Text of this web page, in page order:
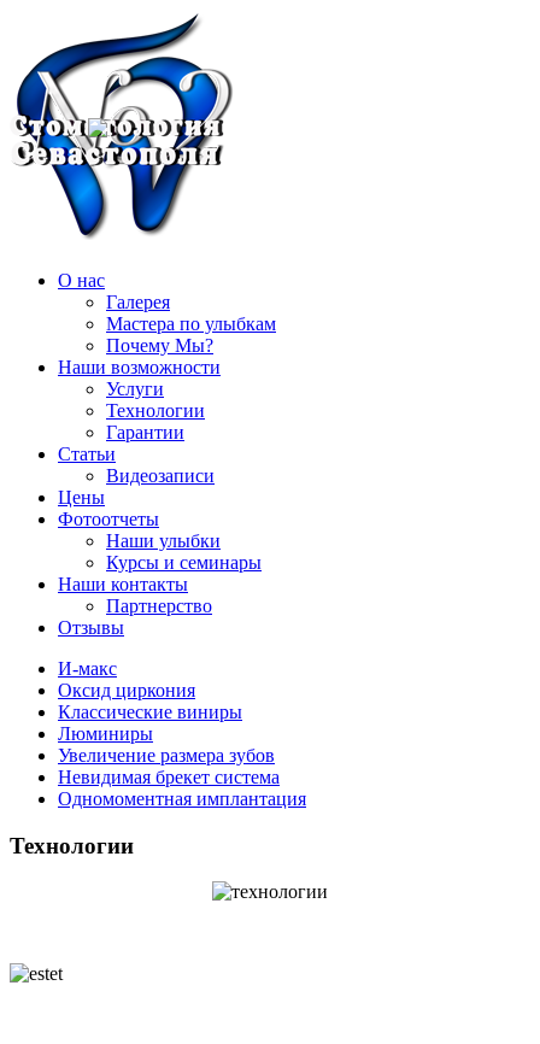
О нас
Галерея
Мастера по улыбкам
Почему Мы?
Наши возможности
Услуги
Технологии
Гарантии
Статьи
Видеозаписи
Цены
Фотоотчеты
Наши улыбки
Курсы и семинары
Наши контакты
Партнерство
Отзывы
И-макс
Оксид циркония
Классические виниры
Люминиры
Увеличение размера зубов
Невидимая брекет система
Одномоментная имплантация
Технологии